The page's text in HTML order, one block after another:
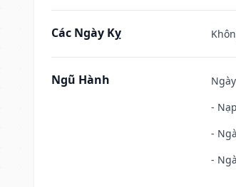
Các Ngày Kỵ
Ngũ Hành
-
-
-